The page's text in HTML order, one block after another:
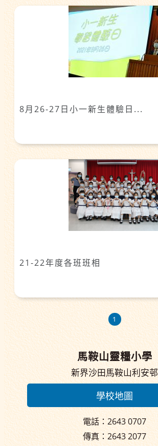
8月26-27日小一新生體驗日...
21-22年度各班班相
1
馬鞍山靈糧小學
新界沙田馬鞍山利安邨
學校地圖
電話：2643 0707
傳真：2643 2077